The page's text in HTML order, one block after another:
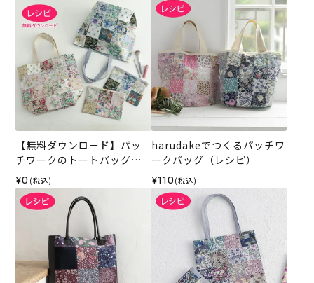
【無料ダウンロード】パッ
チワークのトートバッグ＆
ポーチ（レシピ）
¥0 (税込)
harudakeでつくるパッチワ
ークバッグ（レシピ）
¥110 (税込)